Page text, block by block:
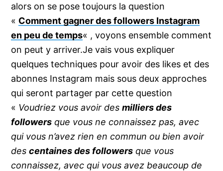
alors on se pose toujours la question
« Comment gagner des followers Instagram
en peu de temps« , voyons ensemble comment
on peut y arriver.Je vais vous expliquer
quelques techniques pour avoir des likes et des
abonnes Instagram mais sous deux approches
qui seront partager par cette question
« Voudriez vous avoir desmilliers des
followers que vous ne connaissez pas, avec
qui vous n’avez rien en commun ou bien avoir
descentaines des followers que vous
connaissez, avec qui vous avez beaucoup de